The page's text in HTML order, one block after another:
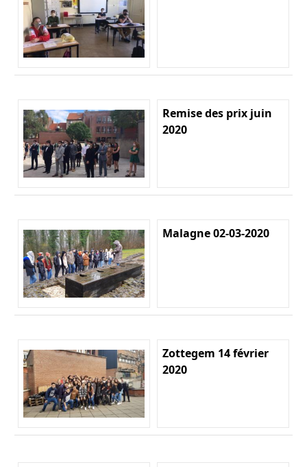
Remise des prix juin
2020
Malagne 02-03-2020
Zottegem 14 février
2020